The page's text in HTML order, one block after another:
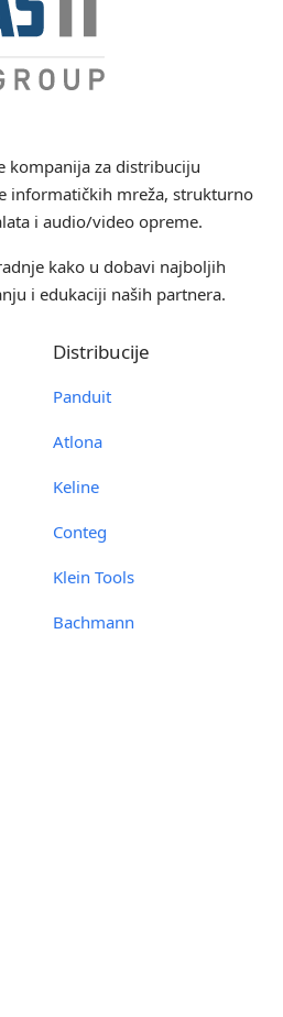
kompanija za distribuciju
informatičkih mreža, strukturno
i audio/video opreme.
kako u dobavi najboljih
i edukaciji naših partnera.
Distribucije
Panduit
Atlona
Keline
Conteg
Klein Tools
Bachmann